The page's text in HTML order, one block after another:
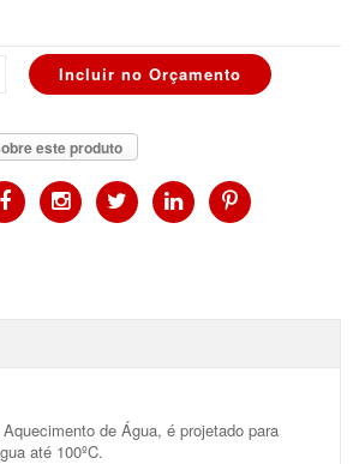
este produto
de Água, é projetado para
até 100ºC.